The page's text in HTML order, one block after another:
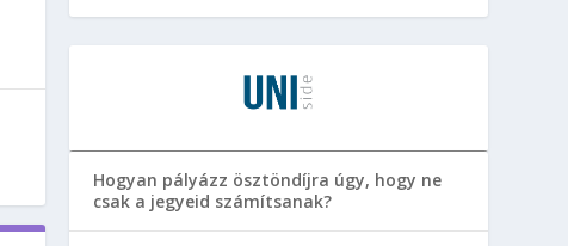
Hogyan pályázz ösztöndíjra úgy, hogy ne
csak a jegyeid számítsanak?